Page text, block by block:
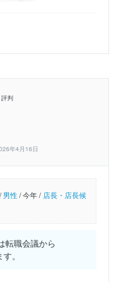
判
年4月16日
/男性/今年 / 店長・店長候
転職会議から
。